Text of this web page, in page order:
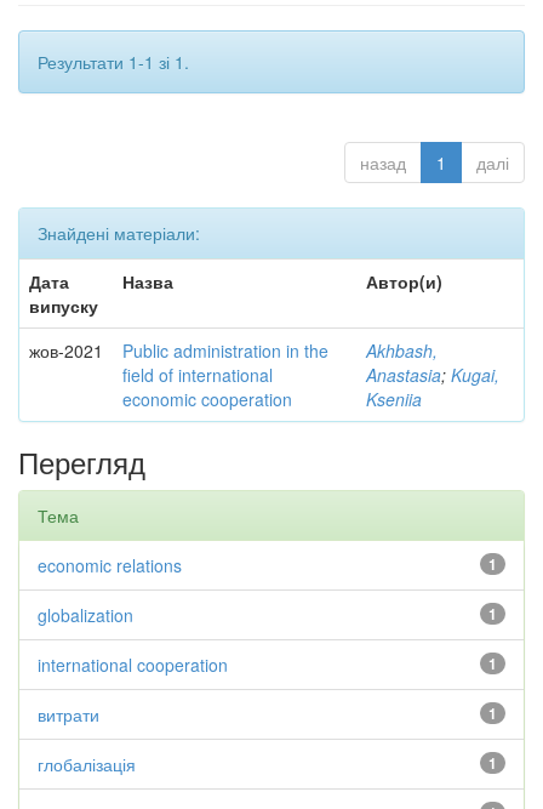
Результати 1-1 зі 1.
назад 1 далі
Знайдені матеріали:
Дата
випуску
Назва Автор(и)
жов-2021
Public administration in the
field of international
economic cooperation
Akhbash,
Anastasia; Kugai,
Kseniia
Перегляд
Тема
1
economic relations
1
globalization
1
international cooperation
1
витрати
1
глобалізація